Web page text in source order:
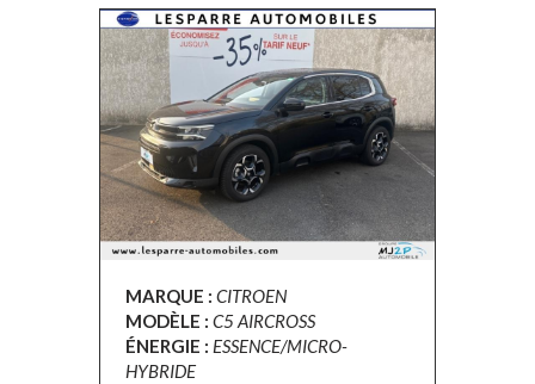
MARQUE : CITROEN
MODÈLE : C5 AIRCROSS
ÉNERGIE : ESSENCE/MICRO-
HYBRIDE